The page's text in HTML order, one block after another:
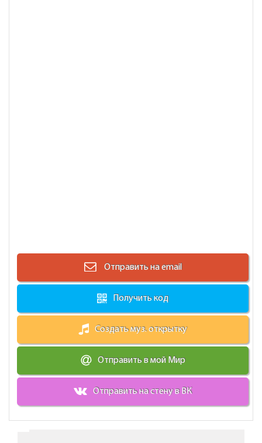
Отправить на email
Получить код
Создать муз. открытку
Отправить в мой Мир
Отправить на стену в ВК